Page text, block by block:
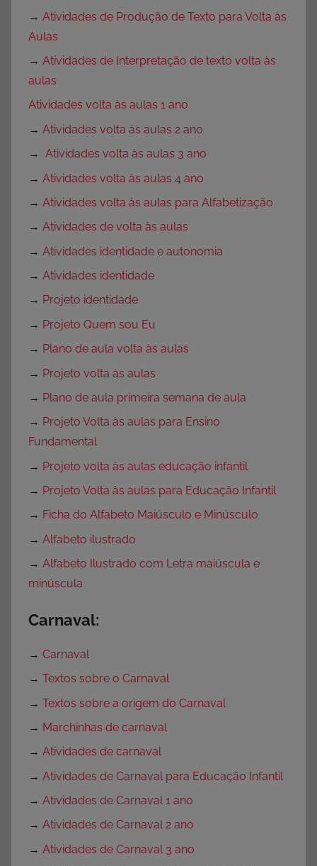
→ Atividades de Produção de Texto para Volta às
Aulas
→ Atividades de Interpretação de texto volta às
aulas
Atividades volta às aulas 1 ano
→ Atividades volta às aulas 2 ano
→ Atividades volta às aulas 3 ano
→ Atividades volta às aulas 4 ano
→ Atividades volta às aulas para Alfabetização
→ Atividades de volta às aulas
→ Atividades identidade e autonomia
→ Atividades identidade
→ Projeto identidade
→ Projeto Quem sou Eu
→ Plano de aula volta às aulas
→ Projeto volta às aulas
→ Plano de aula primeira semana de aula
→ Projeto Volta às aulas para Ensino
Fundamental
→ Projeto volta às aulas educação infantil
→ Projeto Volta às aulas para Educação Infantil
→ Ficha do Alfabeto Maiúsculo e Minúsculo
→ Alfabeto ilustrado
→ Alfabeto Ilustrado com Letra maiúscula e
minúscula
Carnaval:
→ Carnaval
→ Textos sobre o Carnaval
→ Textos sobre a origem do Carnaval
→ Marchinhas de carnaval
→ Atividades de carnaval
→ Atividades de Carnaval para Educação Infantil
→ Atividades de Carnaval 1 ano
→ Atividades de Carnaval 2 ano
→ Atividades de Carnaval 3 ano